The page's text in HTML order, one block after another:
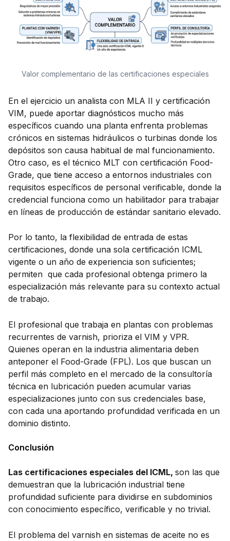
Valor complementario de las certificaciones especiales
En el ejercicio un analista con MLA II y certificación
VIM, puede aportar diagnósticos mucho más
específicos cuando una planta enfrenta problemas
crónicos en sistemas hidráulicos o turbinas donde los
depósitos son causa habitual de mal funcionamiento.
Otro caso, es el técnico MLT con certificación Food-
Grade, que tiene acceso a entornos industriales con
requisitos específicos de personal verificable, donde la
credencial funciona como un habilitador para trabajar
en líneas de producción de estándar sanitario elevado.
Por lo tanto, la flexibilidad de entrada de estas
certificaciones, donde una sola certificación ICML
vigente o un año de experiencia son suficientes;
permiten que cada profesional obtenga primero la
especialización más relevante para su contexto actual
de trabajo.
El profesional que trabaja en plantas con problemas
recurrentes de varnish, prioriza el VIM y VPR.
Quienes operan en la industria alimentaria deben
anteponer el Food-Grade (FPL). Los que buscan un
perfil más completo en el mercado de la consultoría
técnica en lubricación pueden acumular varias
especializaciones junto con sus credenciales base,
con cada una aportando profundidad verificada en un
dominio distinto.
Conclusión
Las certificaciones especiales del ICML, son las que
demuestran que la lubricación industrial tiene
profundidad suficiente para dividirse en subdominios
con conocimiento específico, verificable y no trivial.
El problema del varnish en sistemas de aceite no es